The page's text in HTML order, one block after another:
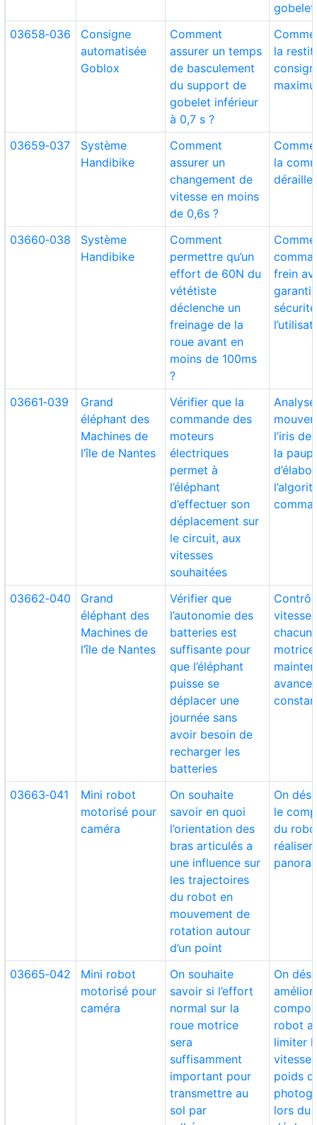
03658‑036
Consigne
automatisée
Goblox
Comment
assurer un temps
de basculement
du support de
gobelet inférieur
à 0,7 s ?
la
03659‑037
Système
Handibike
Comment
assurer un
changement de
vitesse en moins
de 0,6s ?
la
03660‑038
Système
Handibike
Comment
permettre qu’un
effort de 60N du
vététiste
déclenche un
freinage de la
roue avant en
moins de 100ms
?
frein
03661‑039
Grand
éléphant des
Machines de
l’île de Nantes
Vérifier que la
commande des
moteurs
électriques
permet à
l’éléphant
d’effectuer son
déplacement sur
le circuit, aux
vitesses
souhaitées
l’iris de
la
03662‑040
Grand
éléphant des
Machines de
l’île de Nantes
Vérifier que
l’autonomie des
batteries est
suffisante pour
que l’éléphant
puisse se
déplacer une
journée sans
avoir besoin de
recharger les
batteries
vitesse
avance
03663‑041
Mini robot
motorisé pour
caméra
On souhaite
savoir en quoi
l’orientation des
bras articulés a
une influence sur
les trajectoires
du robot en
mouvement de
rotation autour
d’un point
On
le
du
réaliser
03665‑042
Mini robot
motorisé pour
caméra
On souhaite
savoir si l’effort
normal sur la
roue motrice
sera
suffisamment
important pour
transmettre au
sol par
On
robot
limiter
vitesse
poids
lors du